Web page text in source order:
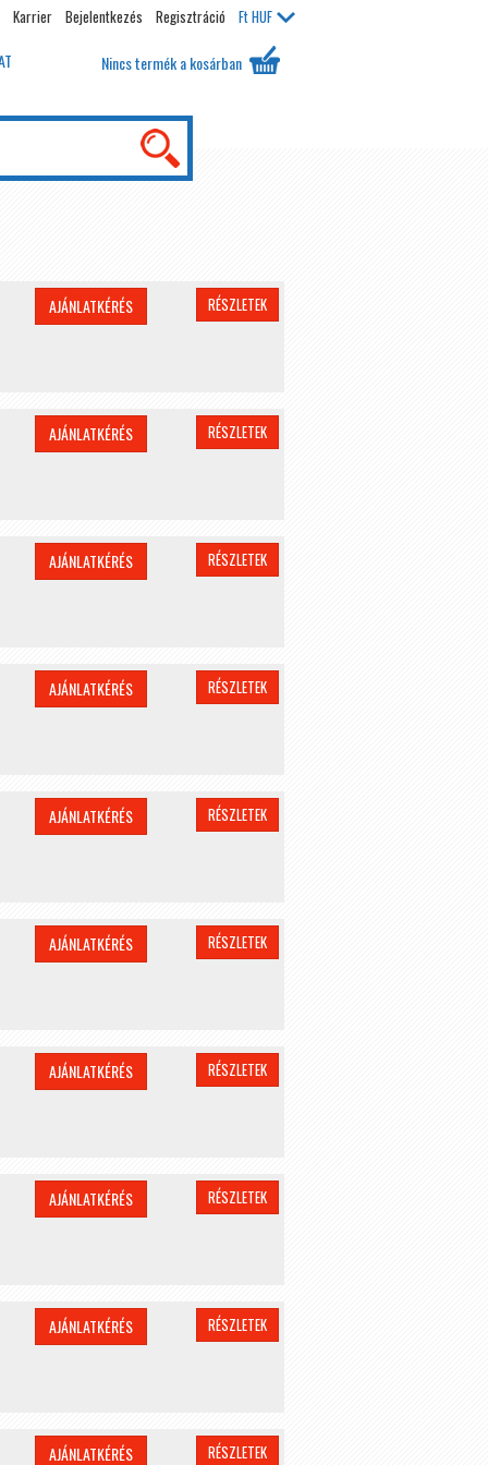
Karrier Bejelentkezés Regisztráció FtHUF
Nincs termék a kosárban
AJÁNLATKÉRÉS RÉSZLETEK
AJÁNLATKÉRÉS RÉSZLETEK
AJÁNLATKÉRÉS RÉSZLETEK
AJÁNLATKÉRÉS RÉSZLETEK
AJÁNLATKÉRÉS RÉSZLETEK
AJÁNLATKÉRÉS RÉSZLETEK
AJÁNLATKÉRÉS RÉSZLETEK
AJÁNLATKÉRÉS RÉSZLETEK
AJÁNLATKÉRÉS RÉSZLETEK
AJÁNLATKÉRÉS RÉSZLETEK